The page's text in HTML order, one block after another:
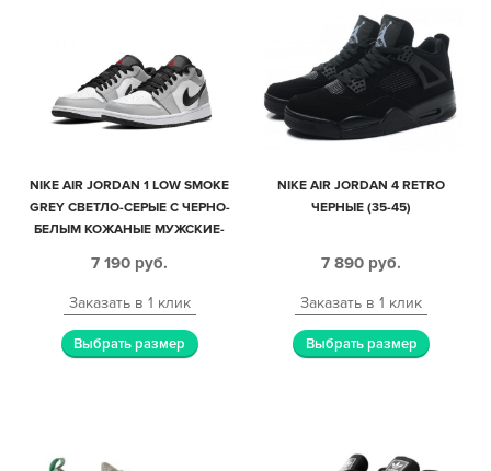
NIKE AIR JORDAN 1 LOW SMOKE
GREY СВЕТЛО-СЕРЫЕ С ЧЕРНО-
БЕЛЫМ КОЖАНЫЕ МУЖСКИЕ-
7 190 руб.
Заказать в 1 клик
Выбрать размер
NIKE AIR JORDAN 4 RETRO
ЧЕРНЫЕ (35-45)
7 890 руб.
Заказать в 1 клик
Выбрать размер